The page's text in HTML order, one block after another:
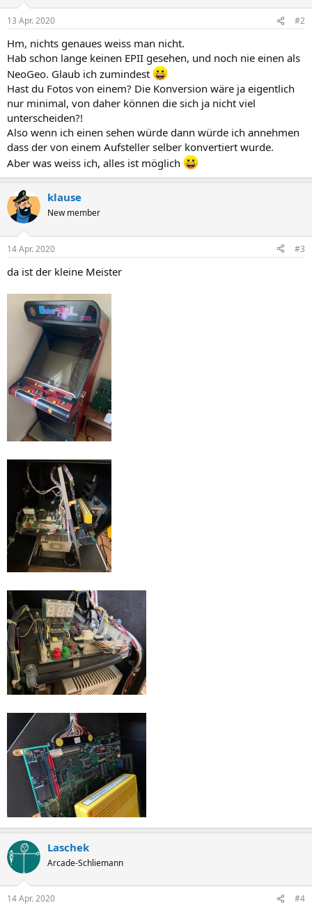
13 Apr. 2020 #2
Hm, nichts genaues weiss man nicht.
Hab schon lange keinen EPII gesehen, und noch nie einen als
NeoGeo. Glaub ich zumindest
Hast du Fotos von einem? Die Konversion wäre ja eigentlich
nur minimal, von daher können die sich ja nicht viel
unterscheiden?!
Also wenn ich einen sehen würde dann würde ich annehmen
dass der von einem Aufsteller selber konvertiert wurde.
Aber was weiss ich, alles ist möglich
klause
New member
14 Apr. 2020 #3
da ist der kleine Meister
Laschek
Arcade-Schliemann
14 Apr. 2020 #4